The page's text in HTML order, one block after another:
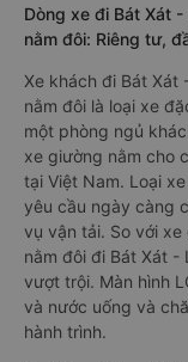
Dòng xe đi Bát Xát
nằm đôi: Riêng tư,
Xe khách đi Bát Xát
nằm đôi là loại xe
một phòng ngủ
xe giường nằm cho
tại Việt Nam. Loại
yêu cầu ngày càng
vụ vận tải. So với
nằm đôi đi Bát Xát -
vượt trội. Màn hình
và nước uống và
hành trình.